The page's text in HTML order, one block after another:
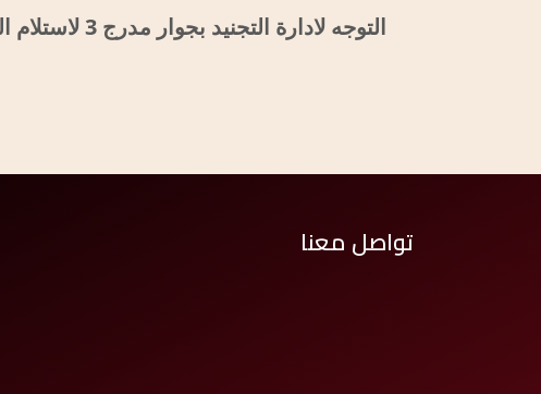
التوجه لادارة التجنيد بجوار مدرج 3 لاستلام المهمات الخاصة بالتربية العسكرية
تواصل معنا